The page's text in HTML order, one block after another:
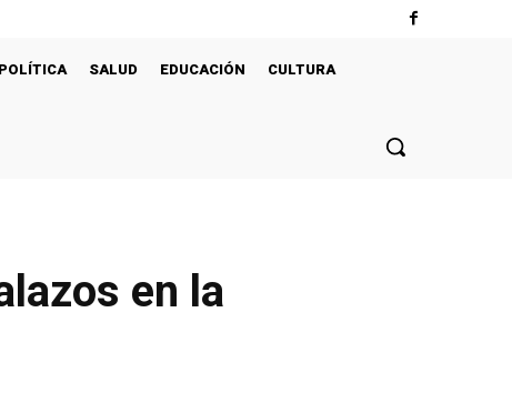
POLÍTICA SALUD EDUCACIÓN
CULTURA
en la